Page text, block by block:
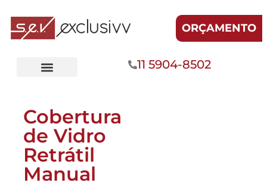
ORÇAMENTO
11 5904-8502
Cobertura
de Vidro
Retrátil
Manual